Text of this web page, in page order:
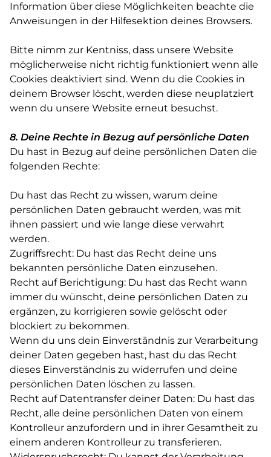
Information über diese Möglichkeiten beachte die
Anweisungen in der Hilfesektion deines Browsers.
Bitte nimm zur Kentniss, dass unsere Website
möglicherweise nicht richtig funktioniert wenn alle
Cookies deaktiviert sind. Wenn du die Cookies in
deinem Browser löscht, werden diese neuplatziert
wenn du unsere Website erneut besuchst.
8. Deine Rechte in Bezug auf persönliche Daten
Du hast in Bezug auf deine persönlichen Daten die
folgenden Rechte:
Du hast das Recht zu wissen, warum deine
persönlichen Daten gebraucht werden, was mit
ihnen passiert und wie lange diese verwahrt
werden.
Zugriffsrecht: Du hast das Recht deine uns
bekannten persönliche Daten einzusehen.
Recht auf Berichtigung: Du hast das Recht wann
immer du wünscht, deine persönlichen Daten zu
ergänzen, zu korrigieren sowie gelöscht oder
blockiert zu bekommen.
Wenn du uns dein Einverständnis zur Verarbeitung
deiner Daten gegeben hast, hast du das Recht
dieses Einverständnis zu widerrufen und deine
persönlichen Daten löschen zu lassen.
Recht auf Datentransfer deiner Daten: Du hast das
Recht, alle deine persönlichen Daten von einem
Kontrolleur anzufordern und in ihrer Gesamtheit zu
einem anderen Kontrolleur zu transferieren.